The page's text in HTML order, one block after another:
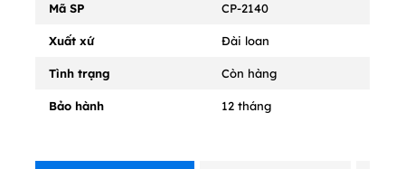
Mã SP CP-2140
Xuất xứ Đài loan
Tình trạng Còn hàng
Bảo hành 12 tháng